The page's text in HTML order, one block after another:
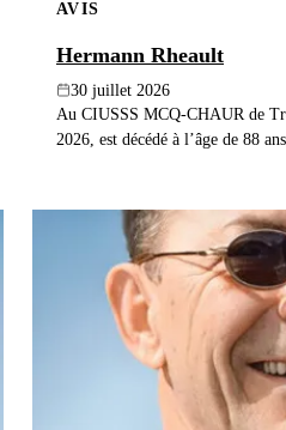
AVIS
Hermann Rheault
30 juillet 2026
Au CIUSSS MCQ-CHAUR de
2026, est décédé à l’âge de 88